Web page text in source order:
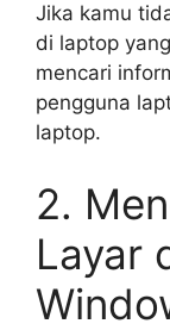
Jika kamu
di laptop
mencari
pengguna
laptop.
2.
Layar